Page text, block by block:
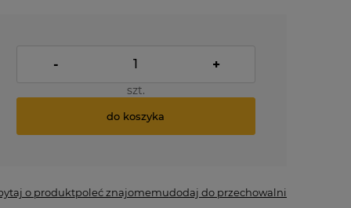
- +
szt.
do koszyka
o produktpoleć znajomemudodaj do przechowalni